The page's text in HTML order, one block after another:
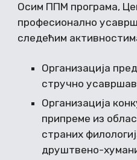
Осим ППМ програма,
професионално
следећим
Организација
стручно
Организација
припреме из
страних
друштвено-